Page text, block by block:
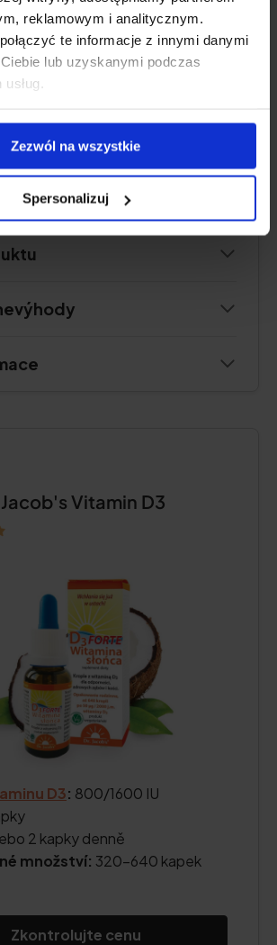
reklamowym i analitycznym.
te informacje z innymi danymi
lub uzyskanymi podczas
Zezwól na wszystkie
Spersonalizuj
D3: 1000 UI na želé
120 gelů
želé denně
množství pro:
Zkontrolujte cenu
Vitamin D3
D3: 800/1600 IU
2 kapky denně
množství: 320-640 kapek
Zkontrolujte cenu